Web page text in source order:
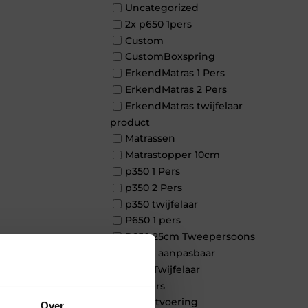
Uncategorized
2x p650 1pers
Custom
CustomBoxspring
ErkendMatras 1 Pers
ErkendMatras 2 Pers
ErkendMatras twijfelaar
product
Matrassen
Matrastopper 10cm
p350 1 Pers
p350 2 Pers
p350 twijfelaar
P650 1 pers
P650 25cm Tweepersoons
een kern aanpasbaar
P650 Twijfelaar
Toppers
Maatvoering